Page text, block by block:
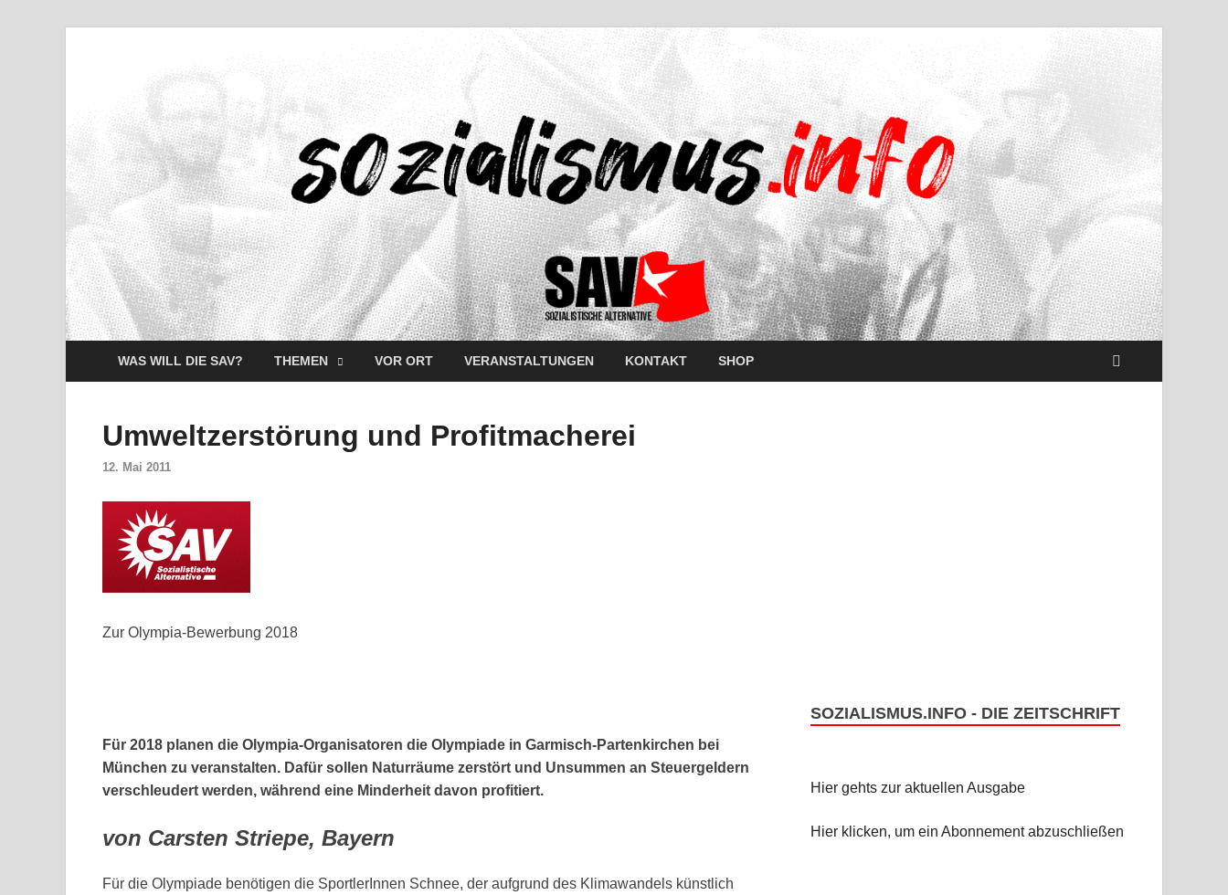
WAS WILL DIE SAV? THEMEN VOR ORT VERANSTALTUNGEN KONTAKT SHOP
Umweltzerstörung und Profitmacherei
12. Mai 2011
Zur Olympia-Bewerbung 2018
Für 2018 planen die Olympia-Organisatoren die Olympiade in Garmisch-Partenkirchen bei
München zu veranstalten. Dafür sollen Naturräume zerstört und Unsummen an Steuergeldern
verschleudert werden, während eine Minderheit davon profitiert.
von Carsten Striepe, Bayern
Für die Olympiade benötigen die SportlerInnen Schnee, der aufgrund des Klimawandels künstlich
SOZIALISMUS.INFO - DIE ZEITSCHRIFT
Hier gehts zur aktuellen Ausgabe
Hier klicken, um ein Abonnement abzuschließen